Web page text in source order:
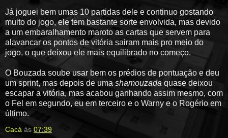
Já joguei bem umas 10 partidas dele e continuo gostando
muito do jogo, ele tem bastante sorte envolvida, mas devido
a um embaralhamento maroto as cartas que servem para
alavancar os pontos de vitória sairam mais pro meio do
jogo, o que deixou ele mais equilibrado no começo.
O Bouzada soube usar bem os prédios de pontuação e deu
um sprint, mas depois de umashamouzada quase deixou
escapar a vitória, mas acabou ganhando assim mesmo, com
o Fel em segundo, eu em terceiro e o Warny e o Rogério em
último.
Cacá às 07:39